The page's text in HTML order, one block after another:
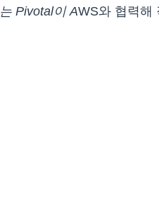
는 Pivotal이 AWS와 협력해